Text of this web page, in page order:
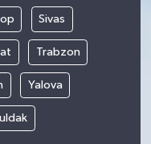
Sivas
Trabzon
Yalova